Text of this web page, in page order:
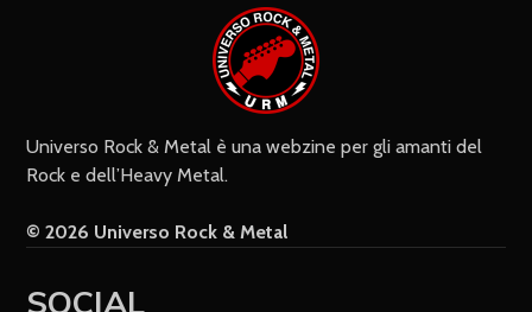
Universo Rock & Metal è una webzine per gli amanti del
Rock e dell’Heavy Metal.
© 2026 Universo Rock & Metal
SOCIAL